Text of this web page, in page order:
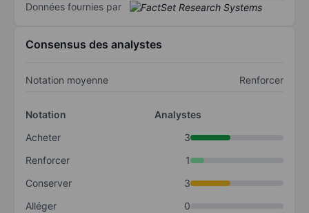
Données fournies par
Consensus des analystes
Notation moyenne Renforcer
Notation
Analystes
Acheter
3
Renforcer
1
Conserver
3
Alléger
0